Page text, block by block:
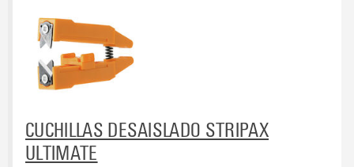
CUCHILLAS DESAISLADO STRIPAX
ULTIMATE